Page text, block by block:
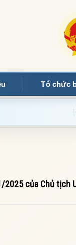
Tổ chức
thông tin điện tử xã
của Chủ